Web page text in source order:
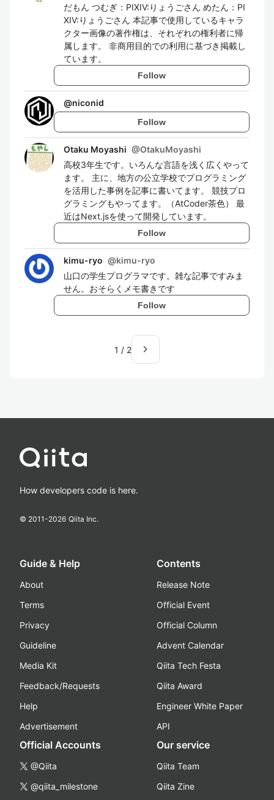
だもん つむぎ：PIXIV:りょうごさん めたん：PI
XIV:りょうごさん 本記事で使用しているキャラ
クター画像の著作権は、それぞれの権利者に帰
属します。 非商用目的での利用に基づき掲載し
ています。
Follow
@niconid
Follow
Otaku Moyashi @OtakuMoyashi
高校3年生です。いろんな言語を浅く広くやって
ます。 主に、地方の公立学校でプログラミング
を活用した事例を記事に書いてます。 競技プロ
グラミングもやってます。（AtCoder茶色） 最
近はNext.jsを使って開発しています。
Follow
kimu-ryo @kimu-ryo
山口の学生プログラマです。雑な記事ですみま
せん。おそらくメモ書きです
Follow
1 / 2 navigate_next
How developers code is here.
© 2011-2026 Qiita Inc.
Guide & Help
About
Terms
Privacy
Guideline
Media Kit
Feedback/Requests
Help
Advertisement
Contents
Release Note
Official Event
Official Column
Advent Calendar
Qiita Tech Festa
Qiita Award
Engineer White Paper
API
Official Accounts
@Qiita
@qiita_milestone
Our service
Qiita Team
Qiita Zine